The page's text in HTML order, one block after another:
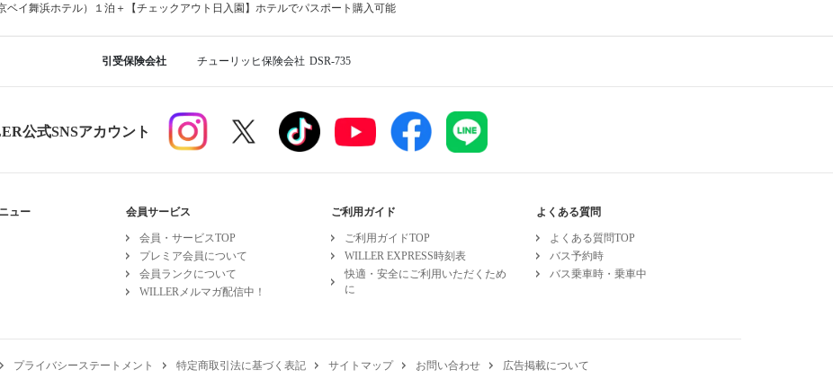
イ舞浜ホテル）１泊＋【チェックアウト日入園】ホテルでパスポート購入可能
引受保険会社 チューリッヒ保険会社 DSR-735
公式SNSアカウント
ュー 会員サービス
会員・サービスTOP
プレミア会員について
会員ランクについて
WILLERメルマガ配信中！
ご利用ガイド
ご利用ガイドTOP
WILLER EXPRESS時刻表
快適・安全にご利用いただくため
に
よくある質問
よくある質問TOP
バス予約時
バス乗車時・乗車中
プライバシーステートメント 特定商取引法に基づく表記 サイトマップ お問い合わせ
広告掲載について